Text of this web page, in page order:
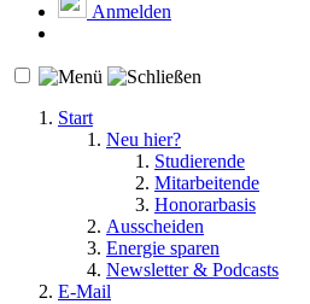
Anmelden
Start
Neu hier?
Studierende
Mitarbeitende
Honorarbasis
Ausscheiden
Energie sparen
Newsletter & Podcasts
E-Mail